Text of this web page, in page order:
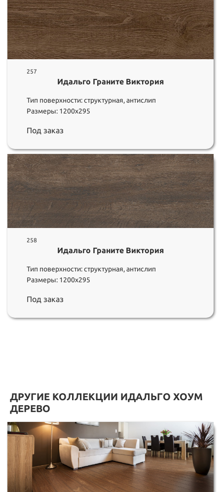
257
Идальго Граните Виктория
Тип поверхности: структурная, антислип
Размеры: 1200х295
Под заказ
258
Идальго Граните Виктория
Тип поверхности: структурная, антислип
Размеры: 1200х295
Под заказ
ДРУГИЕ КОЛЛЕКЦИИ ИДАЛЬГО ХОУМ
ДЕРЕВО